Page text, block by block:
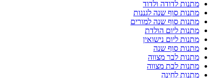
מתנות לדודה ולדוד
מתנות סוף שנה לגננות
מתנות סוף שנה למורים
מתנות ליום הולדת
מתנות ליום נישואין
מתנות סוף שנה
מתנות לבר מצווה
מתנות לבת מצווה
מתנות לחינה